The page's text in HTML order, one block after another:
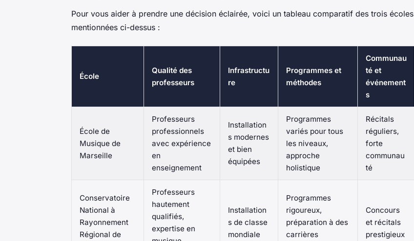
Pour vous aider à prendre une décision éclairée, voici un tableau comparatif des trois écoles
mentionnées ci-dessus :
École
Qualité des
professeurs
Infrastructu
re
Programmes et
méthodes
Communau
té et
événement
s
École de
Musique de
Marseille
Professeurs
professionnels
avec expérience
en
enseignement
Installation
s modernes
et bien
équipées
Programmes
variés pour tous
les niveaux,
approche
holistique
Récitals
réguliers,
forte
communau
té
Conservatoire
National à
Rayonnement
Régional de
Professeurs
hautement
qualifiés,
expertise en
Installation
s de classe
mondiale
Programmes
rigoureux,
préparation à des
carrières
Concours
et récitals
prestigieux